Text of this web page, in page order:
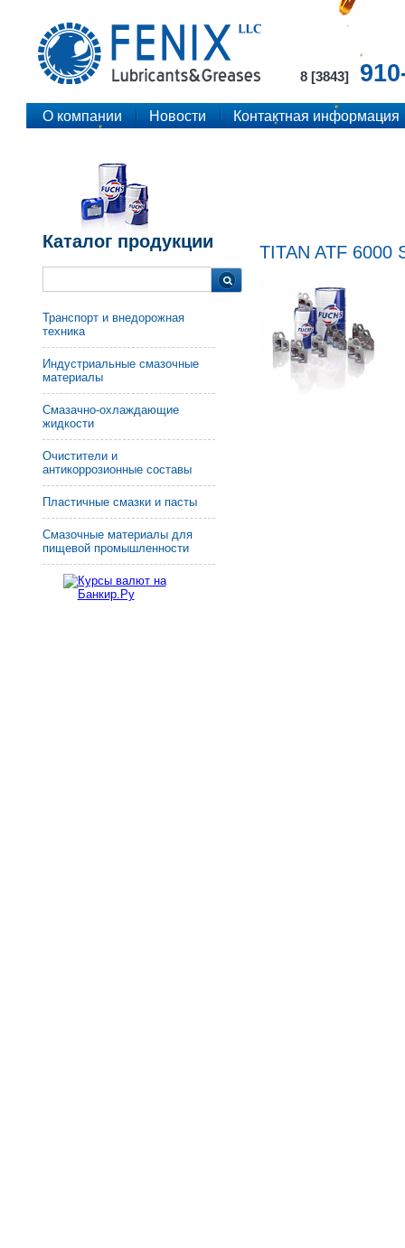
8 [3843]
О компании Новости Контактная информация
Каталог продукции
Транспорт и внедорожная
техника
Индустриальные смазочные
материалы
Смазачно-охлаждающие
жидкости
Очистители и
антикоррозионные составы
Пластичные смазки и пасты
Смазочные материалы для
пищевой промышленности
TITAN ATF 6000